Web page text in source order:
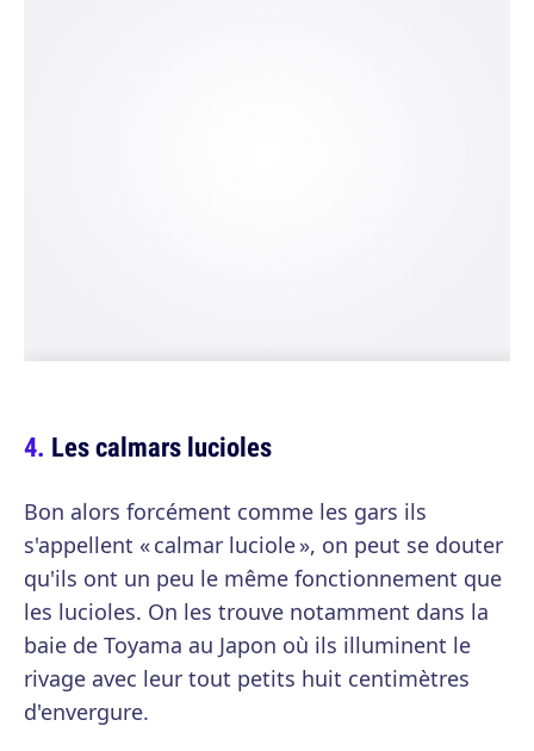
Les calmars lucioles
Bon alors forcément comme les gars ils
s'appellent « calmar luciole », on peut se douter
qu'ils ont un peu le même fonctionnement que
les lucioles. On les trouve notamment dans la
baie de Toyama au Japon où ils illuminent le
rivage avec leur tout petits huit centimètres
d'envergure.